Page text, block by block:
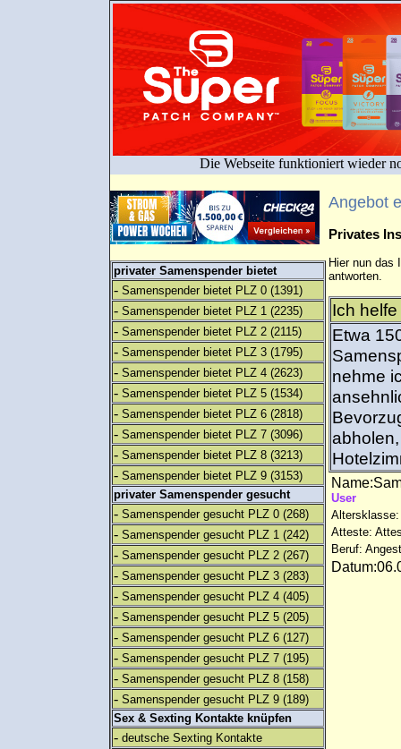
Die Webseite funktioniert wieder
privater Samenspender bietet
- Samenspender bietet PLZ 0 (1391)
- Samenspender bietet PLZ 1 (2235)
- Samenspender bietet PLZ 2 (2115)
- Samenspender bietet PLZ 3 (1795)
- Samenspender bietet PLZ 4 (2623)
- Samenspender bietet PLZ 5 (1534)
- Samenspender bietet PLZ 6 (2818)
- Samenspender bietet PLZ 7 (3096)
- Samenspender bietet PLZ 8 (3213)
- Samenspender bietet PLZ 9 (3153)
privater Samenspender gesucht
- Samenspender gesucht PLZ 0 (268)
- Samenspender gesucht PLZ 1 (242)
- Samenspender gesucht PLZ 2 (267)
- Samenspender gesucht PLZ 3 (283)
- Samenspender gesucht PLZ 4 (405)
- Samenspender gesucht PLZ 5 (205)
- Samenspender gesucht PLZ 6 (127)
- Samenspender gesucht PLZ 7 (195)
- Samenspender gesucht PLZ 8 (158)
- Samenspender gesucht PLZ 9 (189)
Sex & Sexting Kontakte knüpfen
- deutsche Sexting Kontakte
Angebot
Privates
Hier nun das
antworten.
Ich
Etwa
nehme
User
Altersklasse:
Atteste:
Beruf: